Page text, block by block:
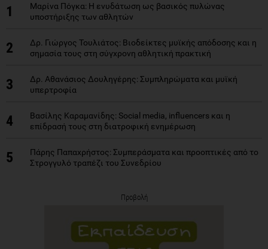
1
Μαρίνα Πόγκα: Η ενυδάτωση ως βασικός πυλώνας
υποστήριξης των αθλητών
2
Δρ. Γιώργος Τουλιάτος: Βιοδείκτες μυϊκής απόδοσης και η
σημασία τους στη σύγχρονη αθλητική πρακτική
3
Δρ. Αθανάσιος Δουληγέρης: Συμπληρώματα και μυϊκή
υπερτροφία
4
Βασίλης Καραμανίδης: Social media, influencers και η
επίδρασή τους στη διατροφική ενημέρωση
5
Πάρης Παπαχρήστος: Συμπεράσματα και προοπτικές από το
Στρογγυλό τραπέζι του Συνεδρίου
Προβολή